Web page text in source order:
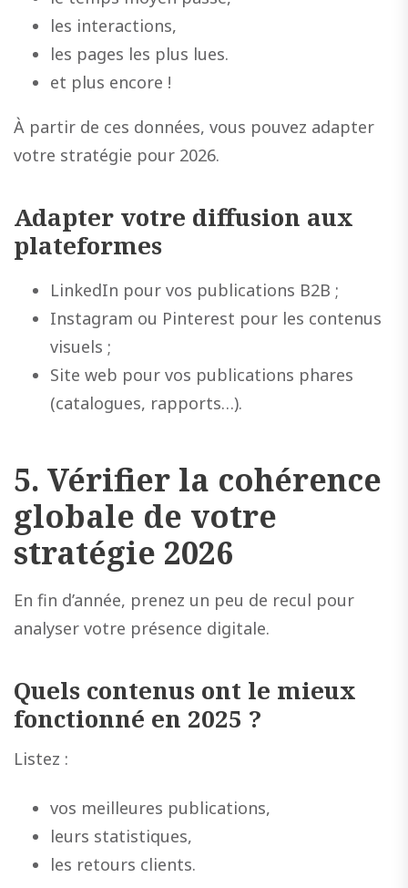
les interactions,
les pages les plus lues.
et plus encore !
À partir de ces données, vous pouvez adapter
votre stratégie pour 2026.
Adapter votre diffusion aux
plateformes
LinkedIn pour vos publications B2B ;
Instagram ou Pinterest pour les contenus
visuels ;
Site web pour vos publications phares
(catalogues, rapports…).
5. Vérifier la cohérence
globale de votre
stratégie 2026
En fin d’année, prenez un peu de recul pour
analyser votre présence digitale.
Quels contenus ont le mieux
fonctionné en 2025 ?
Listez :
vos meilleures publications,
leurs statistiques,
les retours clients.